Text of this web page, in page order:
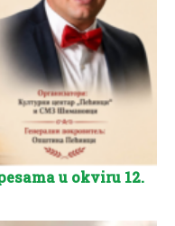
u okviru 12.